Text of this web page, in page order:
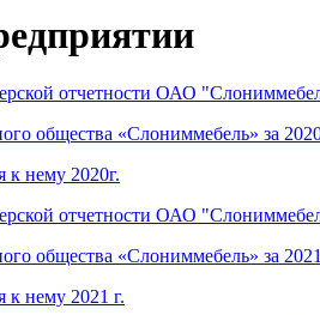
отчетности ОАО
общества «Слониммебель» за
к нему 2020г.
отчетности ОАО
общества «Слониммебель» за
к нему 2021 г.